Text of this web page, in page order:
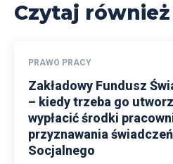
Czytaj również
PRAWO PRACY
Zakładowy Fundusz
– kiedy trzeba go
wypłacić środki
przyznawania
Socjalnego